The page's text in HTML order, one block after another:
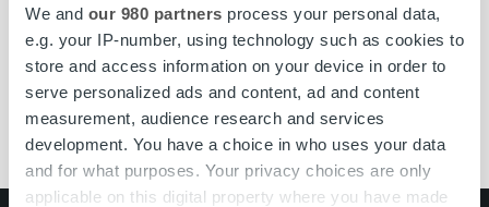
We and our 980 partners process your personal data,
e.g. your IP-number, using technology such as cookies to
store and access information on your device in order to
serve personalized ads and content, ad and content
measurement, audience research and services
development. You have a choice in who uses your data
and for what purposes. Your privacy choices are only
applicable on this digital property where you have made
#ropojengi asiakaspalvelu
maksujärjestelyt
maksuneuvonta
Ropo Online